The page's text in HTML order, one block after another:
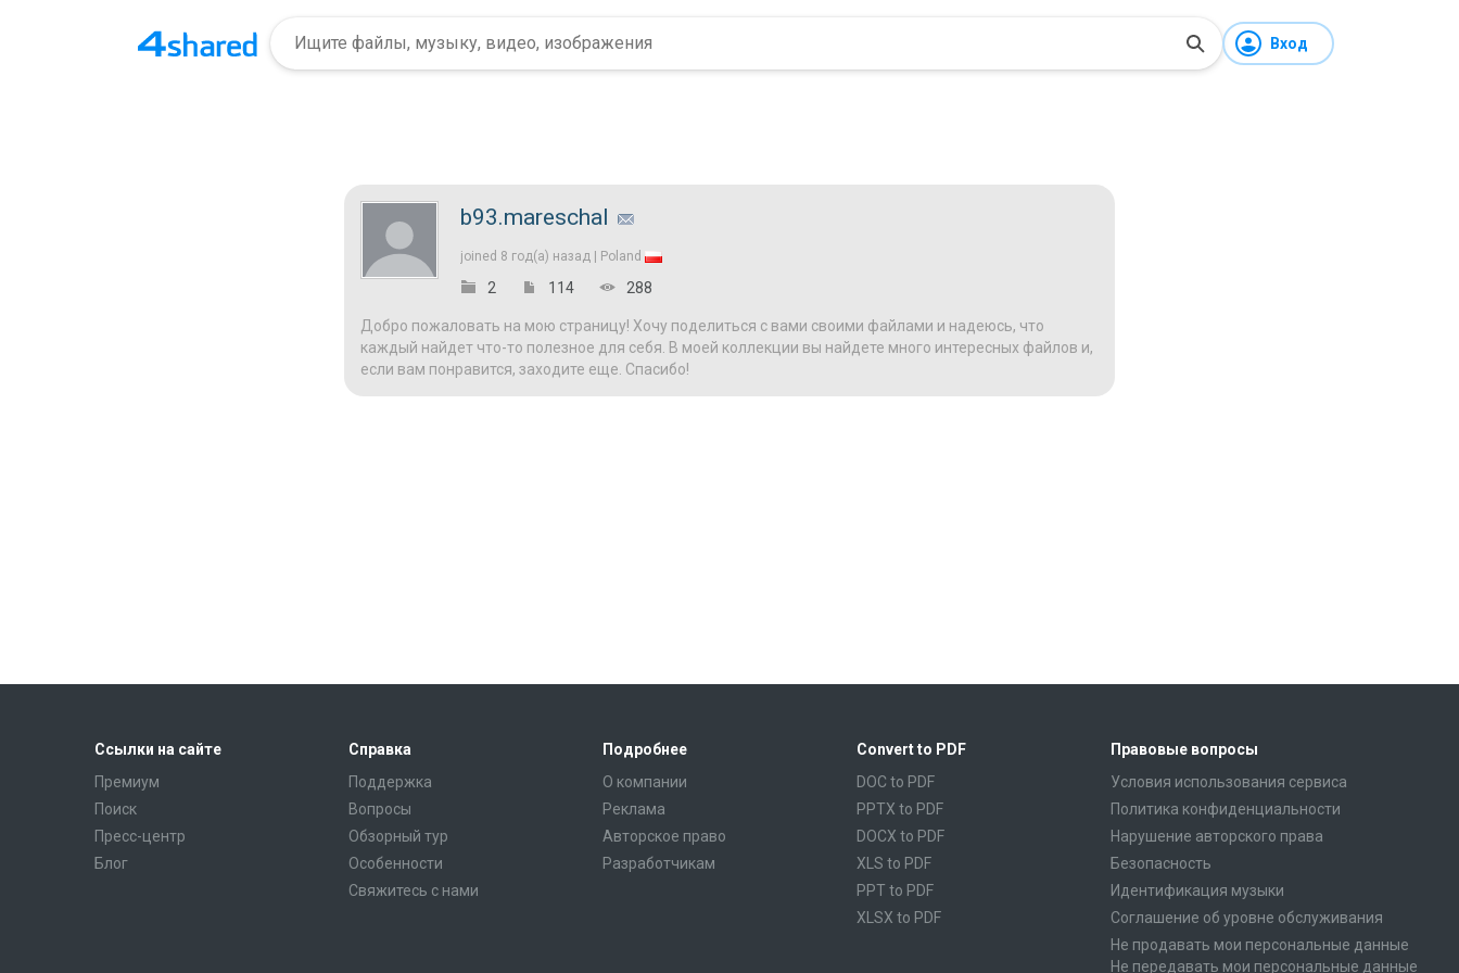
Вход
b93.mareschal
joined 8 год(а) назад | Poland
2 114 288
Добро пожаловать на мою страницу! Хочу поделиться с вами своими файлами и надеюсь, что
каждый найдет что-то полезное для себя. В моей коллекции вы найдете много интересных файлов и,
если вам понравится, заходите еще. Спасибо!
Ссылки на сайте
Премиум
Поиск
Пресс-центр
Блог
Справка
Поддержка
Вопросы
Обзорный тур
Особенности
Свяжитесь с нами
Подробнее
О компании
Реклама
Авторское право
Разработчикам
Convert to PDF
DOC to PDF
PPTX to PDF
DOCX to PDF
XLS to PDF
PPT to PDF
XLSX to PDF
Правовые вопросы
Условия использования сервиса
Политика конфиденциальности
Нарушение авторского права
Безопасность
Идентификация музыки
Соглашение об уровне обслуживания
Не продавать мои персональные данные
Не передавать мои персональные данные